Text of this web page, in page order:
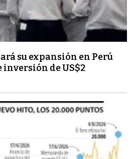
su expansión en Perú
inversión de US$2